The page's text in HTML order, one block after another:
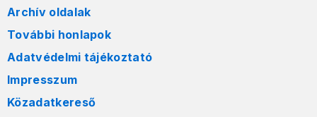
Archív oldalak
További honlapok
Adatvédelmi tájékoztató
Impresszum
Közadatkereső